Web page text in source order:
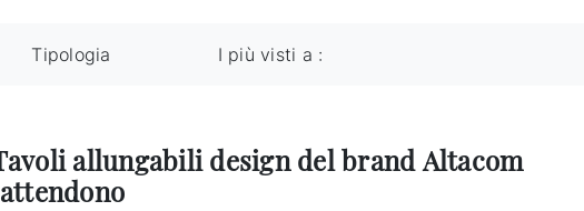
Tipologia I più visti a :
allungabili design del brand Altacom